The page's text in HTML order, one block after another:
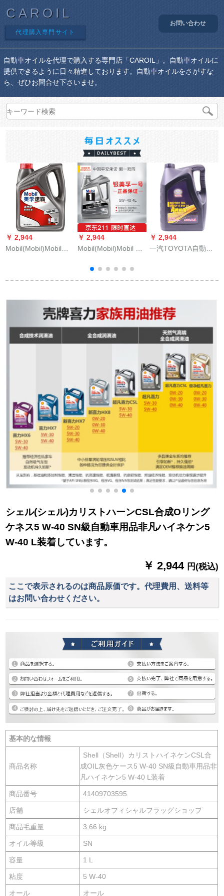
CAROIL
代理購入専門サイト
お問い合わせ
自動車オイルを代理で購入する専門店「CAROIL」。自動車オイルに
提供できるように日々精進しております。自動車オイルをさがすな
ら、ぜひお問合せ下さいませ。
￥ 2,944
Mobil(Mobil)Mobil速
品
￥ 2,944
Mobil(Mobil)Mobil 1
エンジオ銀Mobil金
Mobil自動車潤滑油
れています。
￥ 2,944
一汽TOYOTA自動車
ァイル自動車潤滑油
部分適用
シェル(シェル)カリストハーンCSL合成Oリング
ケネス5 W-40 SN級自動車用品非凡ハイネケン5
W-40 L装着しています。
￥ 2,944 円(税込)
ここで表示されるのは商品原価です。代理費用、送料等
はお問い合わせください。
基本的な情報
商品名称
Shell（Shell）カリストハイネケンCSL合
成OIL灰色ケース5 W-40 SN級自動車用品非
凡ハイネケン5 W-40 L装着
商品番号 41409703595
店舗 シェルオフィシャルフラッグショップ
商品毛重量 3.66 kg
オイル等級 SN
容量 1 L
粘度 5 W-40
オール オール